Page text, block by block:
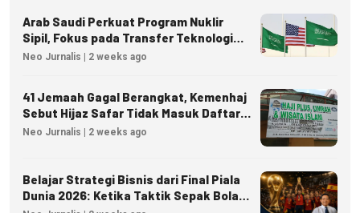
Arab Saudi Perkuat Program Nuklir
Sipil, Fokus pada Transfer Teknologi
dan Kedaulatan Energi
Neo Jurnalis | 2 weeks ago
41 Jemaah Gagal Berangkat, Kemenhaj
Sebut Hijaz Safar Tidak Masuk Daftar
Resmi PPIU
Neo Jurnalis | 2 weeks ago
Belajar Strategi Bisnis dari Final Piala
Dunia 2026: Ketika Taktik Sepak Bola